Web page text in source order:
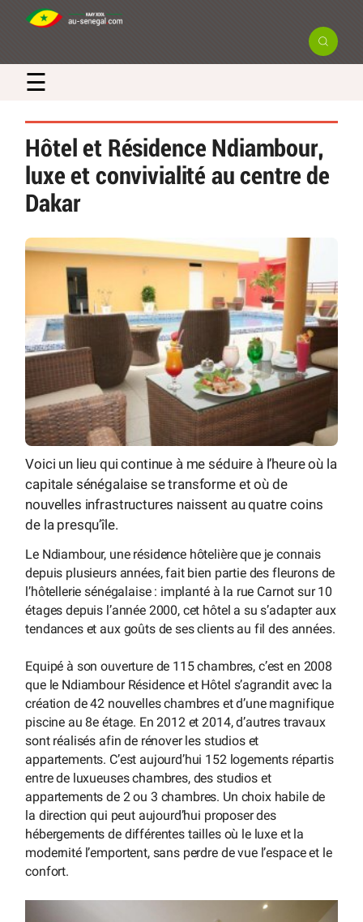
☰
Hôtel et Résidence Ndiambour,
luxe et convivialité au centre de
Dakar
Voici un lieu qui continue à me séduire à l’heure où la
capitale sénégalaise se transforme et où de
nouvelles infrastructures naissent au quatre coins
de la presqu’île.
Le Ndiambour, une résidence hôtelière que je connais
depuis plusieurs années, fait bien partie des fleurons de
l’hôtellerie sénégalaise : implanté à la rue Carnot sur 10
étages depuis l’année 2000, cet hôtel a su s’adapter aux
tendances et aux goûts de ses clients au fil des années.
Equipé à son ouverture de 115 chambres, c’est en 2008
que le Ndiambour Résidence et Hôtel s’agrandit avec la
création de 42 nouvelles chambres et d’une magnifique
piscine au 8e étage. En 2012 et 2014, d’autres travaux
sont réalisés afin de rénover les studios et
appartements. C’est aujourd’hui 152 logements répartis
entre de luxueuses chambres, des studios et
appartements de 2 ou 3 chambres. Un choix habile de
la direction qui peut aujourd’hui proposer des
hébergements de différentes tailles où le luxe et la
modernité l’emportent, sans perdre de vue l’espace et le
confort.